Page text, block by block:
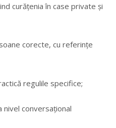
curățenia în case private și
corecte, cu referințe
regulile specifice;
nivel conversațional